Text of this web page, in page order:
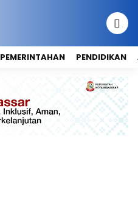
PEMERINTAHAN PENDIDIKAN